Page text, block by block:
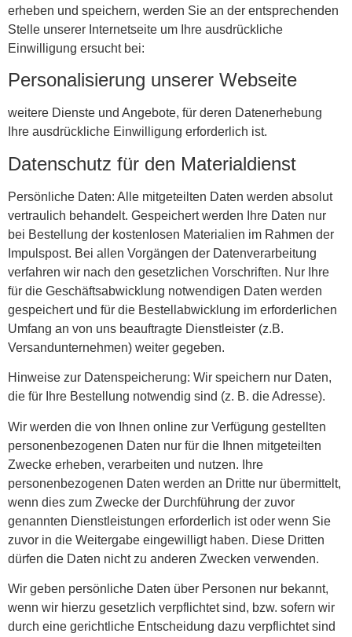
erheben und speichern, werden Sie an der entsprechenden
Stelle unserer Internetseite um Ihre ausdrückliche
Einwilligung ersucht bei:
Personalisierung unserer Webseite
weitere Dienste und Angebote, für deren Datenerhebung
Ihre ausdrückliche Einwilligung erforderlich ist.
Datenschutz für den Materialdienst
Persönliche Daten: Alle mitgeteilten Daten werden absolut
vertraulich behandelt. Gespeichert werden Ihre Daten nur
bei Bestellung der kostenlosen Materialien im Rahmen der
Impulspost. Bei allen Vorgängen der Datenverarbeitung
verfahren wir nach den gesetzlichen Vorschriften. Nur Ihre
für die Geschäftsabwicklung notwendigen Daten werden
gespeichert und für die Bestellabwicklung im erforderlichen
Umfang an von uns beauftragte Dienstleister (z.B.
Versandunternehmen) weiter gegeben.
Hinweise zur Datenspeicherung: Wir speichern nur Daten,
die für Ihre Bestellung notwendig sind (z. B. die Adresse).
Wir werden die von Ihnen online zur Verfügung gestellten
personenbezogenen Daten nur für die Ihnen mitgeteilten
Zwecke erheben, verarbeiten und nutzen. Ihre
personenbezogenen Daten werden an Dritte nur übermittelt,
wenn dies zum Zwecke der Durchführung der zuvor
genannten Dienstleistungen erforderlich ist oder wenn Sie
zuvor in die Weitergabe eingewilligt haben. Diese Dritten
dürfen die Daten nicht zu anderen Zwecken verwenden.
Wir geben persönliche Daten über Personen nur bekannt,
wenn wir hierzu gesetzlich verpflichtet sind, bzw. sofern wir
durch eine gerichtliche Entscheidung dazu verpflichtet sind